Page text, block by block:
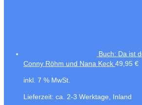
Buch: Da ist
Conny Röhm und Nana Keck 49,95 €
inkl. 7 % MwSt.
Lieferzeit: ca. 2-3 Werktage, Inland